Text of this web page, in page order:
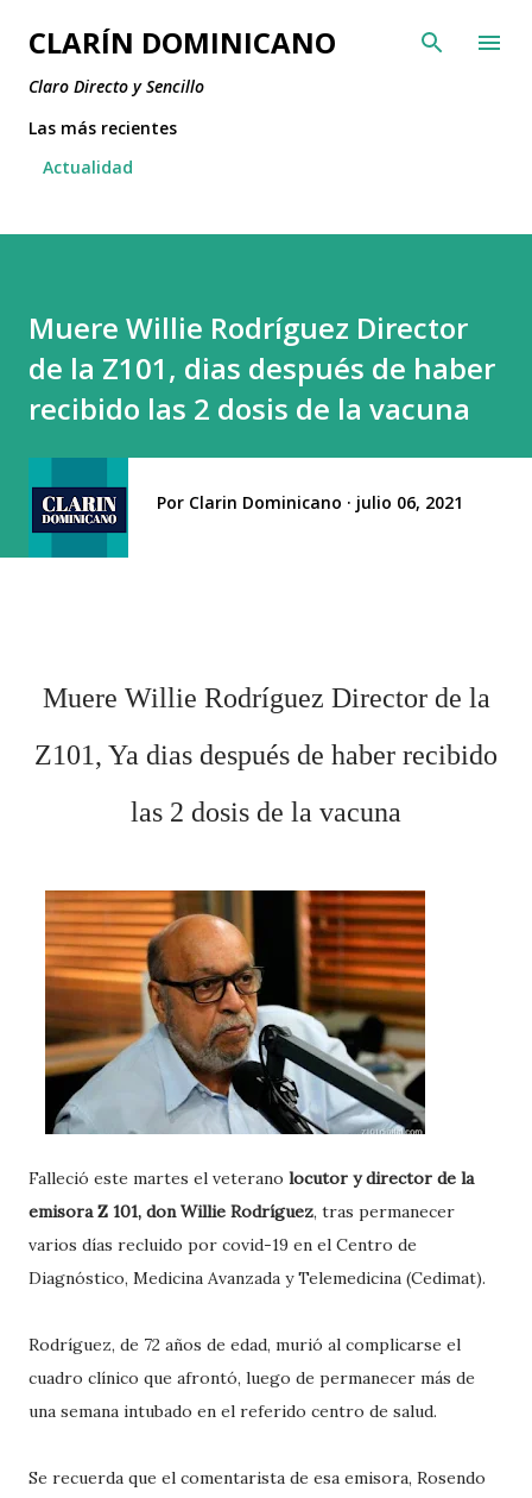
Ir al contenido principal
CLARÍN DOMINICANO
Claro Directo y Sencillo
Las más recientes
Actualidad
Muere Willie Rodríguez Director
de la Z101, dias después de haber
recibido las 2 dosis de la vacuna
Por Clarin Dominicano julio 06, 2021
Muere Willie Rodríguez Director de la
Z101, Ya dias después de haber recibido
las 2 dosis de la vacuna
Falleció este martes el veterano locutor y director de la
emisora Z 101, don Willie Rodríguez, tras permanecer
varios días recluido por covid-19 en el Centro de
Diagnóstico, Medicina Avanzada y Telemedicina (Cedimat).
Rodríguez, de 72 años de edad, murió al complicarse el
cuadro clínico que afrontó, luego de permanecer más de
una semana intubado en el referido centro de salud.
Se recuerda que el comentarista de esa emisora, Rosendo